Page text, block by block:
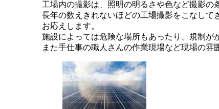
工場内の撮影は、照明の明るさや色など撮影の
長年の数えきれないほどの工場撮影をこなし
お応えします。
施設によっては危険な場所もあったり、規制が
また手仕事の職人さんの作業現場など現場の雰